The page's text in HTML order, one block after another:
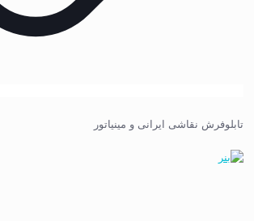
تابلوفرش نقاشی ایرانی و مینیاتور